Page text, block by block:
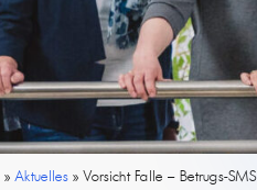
»Aktuelles »Vorsicht Falle – Betrugs-